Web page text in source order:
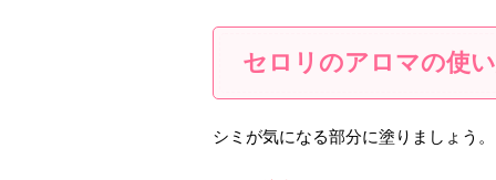
セロリのアロマの使
シミが気になる部分に塗りましょう。